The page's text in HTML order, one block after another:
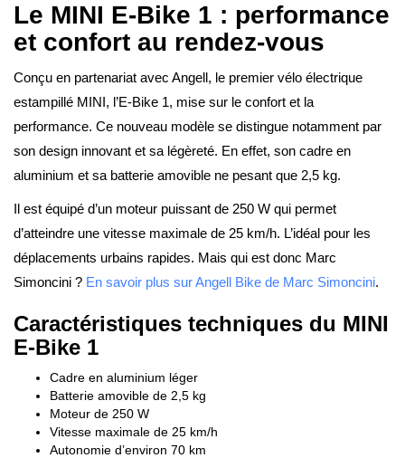
Le MINI E-Bike 1 : performance
et confort au rendez-vous
Conçu en partenariat avec Angell, le premier vélo électrique
estampillé MINI, l’E-Bike 1, mise sur le confort et la
performance. Ce nouveau modèle se distingue notamment par
son design innovant et sa légèreté. En effet, son cadre en
aluminium et sa batterie amovible ne pesant que 2,5 kg.
Il est équipé d’un moteur puissant de 250 W qui permet
d’atteindre une vitesse maximale de 25 km/h. L’idéal pour les
déplacements urbains rapides. Mais qui est donc Marc
Simoncini ? En savoir plus sur Angell Bike de Marc Simoncini.
Caractéristiques techniques du MINI
E-Bike 1
Cadre en aluminium léger
Batterie amovible de 2,5 kg
Moteur de 250 W
Vitesse maximale de 25 km/h
Autonomie d’environ 70 km